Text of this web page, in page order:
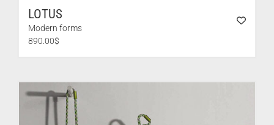
LOTUS
Modern forms
890.00$